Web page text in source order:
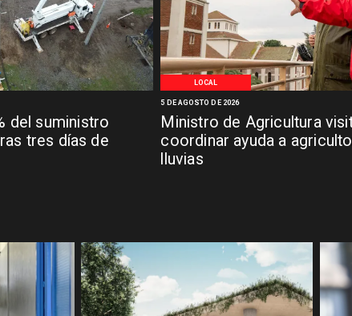
del suministro
tres días de
LOCAL
Ministro de Agricultura
coordinar ayuda a
lluvias
5 DE AGOSTO DE 2026